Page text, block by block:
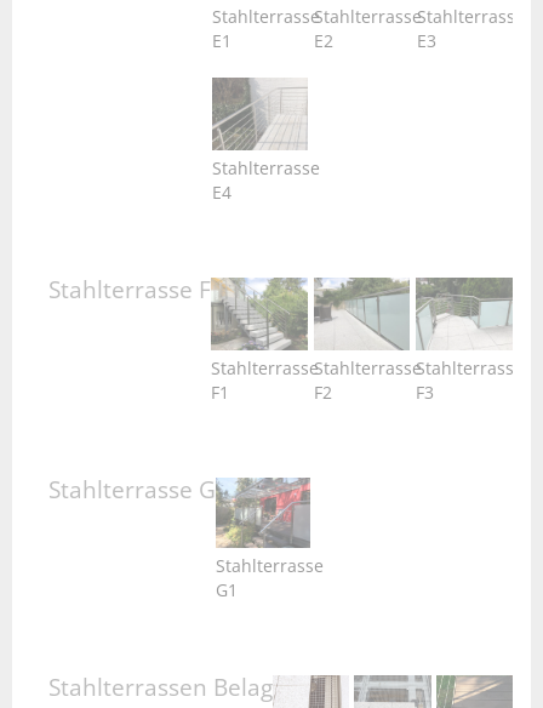
Stahlterrasse
E1
Stahlterrasse
E2
Stahlterrasse
E3
Stahlterrasse
E4
Stahlterrasse F
Stahlterrasse
F1
Stahlterrasse
F2
Stahlterrasse
F3
Stahlterrasse G
Stahlterrasse
G1
Stahlterrassen Belag